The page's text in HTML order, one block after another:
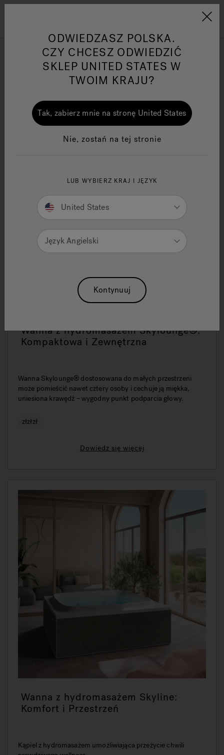
Jacuzzi&reg; EMEA
Jacuzzi® Sensational
Wellness™
One Page
Wanny z hydromasażem
Wanna z hydromasażem Skylounge®:
Kompaktowa i Zewnętrzna
Wanna Skylounge® dostosowana do małych przestrzeni
może pomieścić nawet cztery osoby i cechuje ją miękka,
uniesiona krawędź – wygodny punkt podparcia głowy.
złzłzł
Dowiedz się więcej
Wanna z hydromasażem Skyline:
Komfort i Przestrzeń
Kąpiel z hydromasażem umożliwiająca przeżycie chwili
ODWIEDZASZ POLSKA.
CZY CHCESZ ODWIEDZIĆ
SKLEP UNITED STATES W
TWOIM KRAJU?
Tak, zabierz mnie na stronę United States
Nie, zostań na tej stronie
LUB WYBIERZ KRAJ I JĘZYK
United States
Język Angielski
Kontynuuj